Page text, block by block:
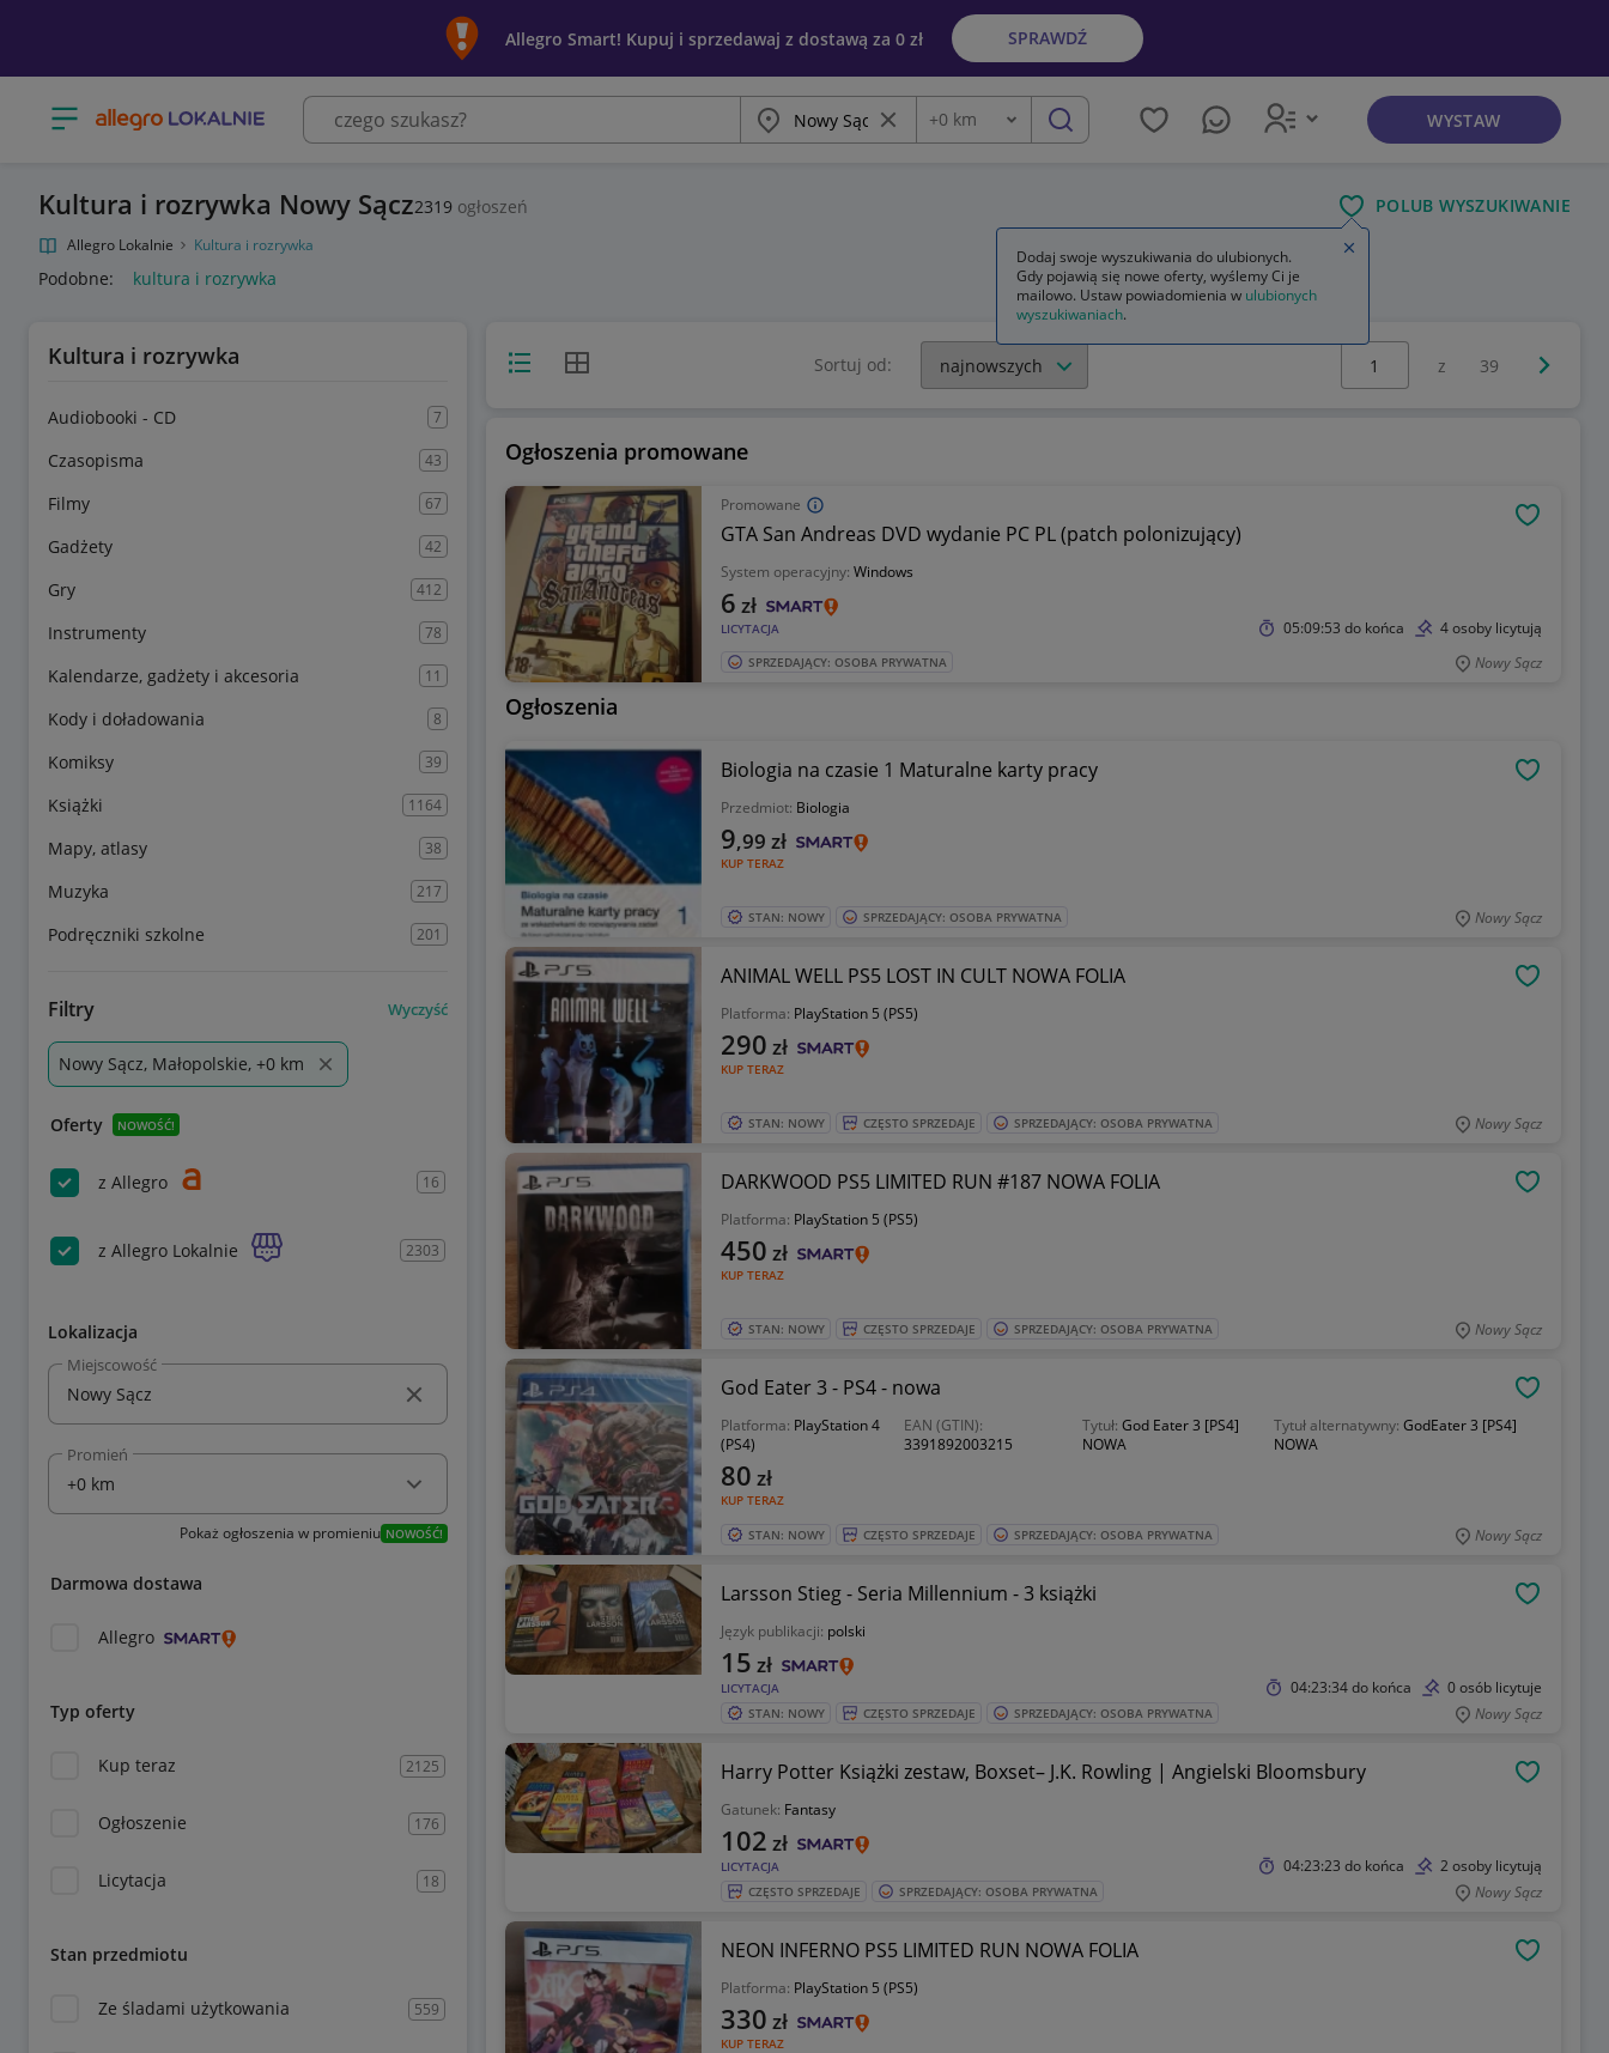
Allegro Smart! Kupuj i sprzedawaj z dostawą za 0 zł SPRAWDŹ
Otwórz menu z kategoriami Miasto Wyczyść frazę
Odległość
+0 km szukaj WYSTAW
Kultura i rozrywka Nowy Sącz2319 ogłoszeń POLUB WYSZUKIWANIE
Allegro Lokalnie Kultura i rozrywka
Podobne: kultura i rozrywka
Kultura i rozrywka
Audiobooki - CD 7
Czasopisma 43
Filmy 67
Gadżety 42
Gry 412
Instrumenty 78
Kalendarze, gadżety i akcesoria 11
Kody i doładowania 8
Komiksy 39
Książki 1164
Mapy, atlasy 38
Muzyka 217
Podręczniki szkolne 201
Filtry Wyczyść
Nowy Sącz, Małopolskie, +0 km
Oferty NOWOŚĆ!
z Allegro 16
z Allegro Lokalnie 2303
Lokalizacja
Miejscowość
Promień
Pokaż ogłoszenia w promieniu NOWOŚĆ!
Darmowa dostawa
Allegro
Typ oferty
Kup teraz 2125
Ogłoszenie 176
Licytacja 18
Stan przedmiotu
Ze śladami użytkowania 559
Widok listyWidok siatki Sortuj od:
Wybierz stronę:
z 39
Ogłoszenia promowane
Promowane
GTA San Andreas DVD wydanie PC PL (patch polonizujący)
System operacyjny: Windows
LICYTACJA
6 zł
05:09:53 do końca 4 osoby licytują
SPRZEDAJĄCY: OSOBA PRYWATNA Nowy Sącz
Ogłoszenia
Biologia na czasie 1 Maturalne karty pracy
Przedmiot: Biologia
KUP TERAZ
9,99 zł
STAN: NOWY SPRZEDAJĄCY: OSOBA PRYWATNA Nowy Sącz
ANIMAL WELL PS5 LOST IN CULT NOWA FOLIA
Platforma: PlayStation 5 (PS5)
KUP TERAZ
290 zł
STAN: NOWY CZĘSTO SPRZEDAJE SPRZEDAJĄCY: OSOBA PRYWATNA Nowy Sącz
DARKWOOD PS5 LIMITED RUN #187 NOWA FOLIA
Platforma: PlayStation 5 (PS5)
KUP TERAZ
450 zł
STAN: NOWY CZĘSTO SPRZEDAJE SPRZEDAJĄCY: OSOBA PRYWATNA Nowy Sącz
God Eater 3 - PS4 - nowa
Platforma: PlayStation 4
(PS4)
EAN (GTIN):
3391892003215
Tytuł:God Eater 3 [PS4]
NOWA
Tytuł alternatywny: GodEater 3 [PS4]
NOWA
KUP TERAZ
80 zł
STAN: NOWY CZĘSTO SPRZEDAJE SPRZEDAJĄCY: OSOBA PRYWATNA Nowy Sącz
Larsson Stieg - Seria Millennium - 3 książki
Język publikacji: polski
LICYTACJA
15 zł
04:23:34do końca 0 osób licytuje
STAN: NOWY CZĘSTO SPRZEDAJE SPRZEDAJĄCY: OSOBA PRYWATNA Nowy Sącz
Harry Potter Książki zestaw, Boxset– J.K. Rowling | Angielski Bloomsbury
Gatunek: Fantasy
LICYTACJA
102 zł
04:23:23 do końca 2 osoby licytują
CZĘSTO SPRZEDAJE SPRZEDAJĄCY: OSOBA PRYWATNA Nowy Sącz
NEON INFERNO PS5 LIMITED RUN NOWA FOLIA
Platforma: PlayStation 5 (PS5)
KUP TERAZ
330 zł
Dodaj swoje wyszukiwania do ulubionych.
Gdy pojawią się nowe oferty, wyślemy Ci je
mailowo. Ustaw powiadomienia w ulubionych
wyszukiwaniach.
Zamknij wskazówkę